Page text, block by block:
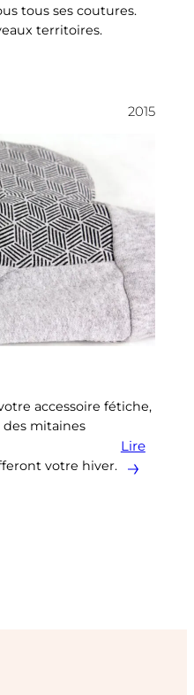
tous ses coutures.
territoires.
2015
accessoire fétiche,
des mitaines
votre hiver.
Lire